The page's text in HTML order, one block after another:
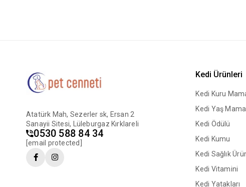
Atatürk Mah, Sezerler sk, Ersan 2
Sanayii Sitesi, Lüleburgaz Kırklareli
0530 588 84 34
[email protected]
Kedi Ürünleri
Kedi Kuru
Kedi Yaş
Kedi Ödülü
Kedi Kumu
Kedi Sağlık
Kedi Vitamini
Kedi Yatakları